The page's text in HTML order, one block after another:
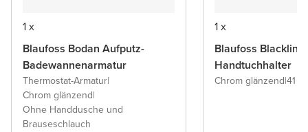
1 x
Blaufoss Bodan Aufputz-
Badewannenarmatur
Thermostat-Armatur|
Chrom glänzend|
Ohne Handdusche und
Brauseschlauch
1 x
Blaufoss Blackline
Handtuchhalter
Chrom glänzend|41